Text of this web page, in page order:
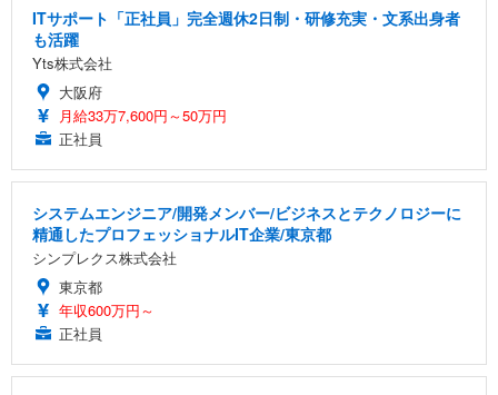
ITサポート「正社員」完全週休2日制・研修充実・文系出身者
も活躍
Yts株式会社
大阪府
月給33万7,600円～50万円
正社員
システムエンジニア/開発メンバー/ビジネスとテクノロジーに
精通したプロフェッショナルIT企業/東京都
シンプレクス株式会社
東京都
年収600万円～
正社員